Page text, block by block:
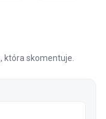
która skomentuje.